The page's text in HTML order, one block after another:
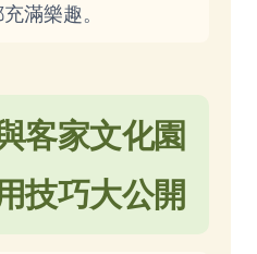
滿樂趣。
客家文化園
技巧大公開